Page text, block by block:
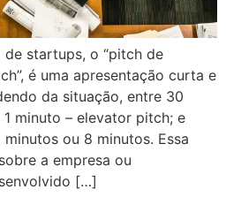
de startups, o “pitch de
é uma apresentação curta e
da situação, entre 30
minuto – elevator pitch; e
ou 8 minutos. Essa
a empresa ou
[…]